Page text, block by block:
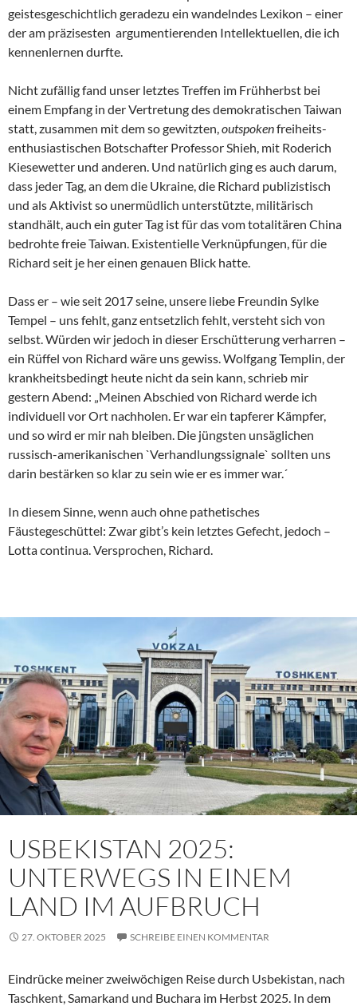
geistesgeschichtlich geradezu ein wandelndes Lexikon – einer
der am präzisesten argumentierenden Intellektuellen, die ich
kennenlernen durfte.
Nicht zufällig fand unser letztes Treffen im Frühherbst bei
einem Empfang in der Vertretung des demokratischen Taiwan
statt, zusammen mit dem so gewitzten,outspokenfreiheits-
enthusiastischen Botschafter Professor Shieh, mit Roderich
Kiesewetter und anderen. Und natürlich ging es auch darum,
dass jeder Tag, an dem die Ukraine, die Richard publizistisch
und als Aktivist so unermüdlich unterstützte, militärisch
standhält, auch ein guter Tag ist für das vom totalitären China
bedrohte freie Taiwan. Existentielle Verknüpfungen, für die
Richard seit je her einen genauen Blick hatte.
Dass er – wie seit 2017 seine, unsere liebe Freundin Sylke
Tempel – uns fehlt, ganz entsetzlich fehlt, versteht sich von
selbst. Würden wir jedoch in dieser Erschütterung verharren –
ein Rüffel von Richard wäre uns gewiss. Wolfgang Templin, der
krankheitsbedingt heute nicht da sein kann, schrieb mir
gestern Abend: „Meinen Abschied von Richard werde ich
individuell vor Ort nachholen. Er war ein tapferer Kämpfer,
und so wird er mir nah bleiben. Die jüngsten unsäglichen
russisch-amerikanischen `Verhandlungssignale` sollten uns
darin bestärken so klar zu sein wie er es immer war.´
In diesem Sinne, wenn auch ohne pathetisches
Fäustegeschüttel: Zwar gibt’s kein letztes Gefecht, jedoch –
Lotta continua. Versprochen, Richard.
USBEKISTAN 2025:
UNTERWEGS IN EINEM
LAND IM AUFBRUCH
27. OKTOBER 2025 SCHREIBE EINEN KOMMENTAR
Eindrücke meiner zweiwöchigen Reise durch Usbekistan, nach
Taschkent, Samarkand und Buchara im Herbst 2025. In dem